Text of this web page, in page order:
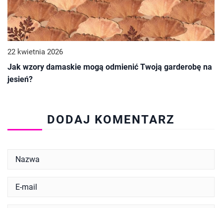
22 kwietnia 2026
Jak wzory damaskie mogą odmienić Twoją garderobę na
jesień?
DODAJ KOMENTARZ